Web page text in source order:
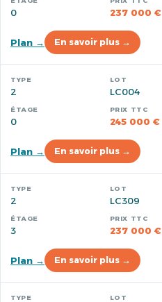
0 237 000 €
Plan → En savoir plus →
2 LC004
0 245 000 €
Plan → En savoir plus →
2 LC309
3 237 000 €
Plan → En savoir plus →